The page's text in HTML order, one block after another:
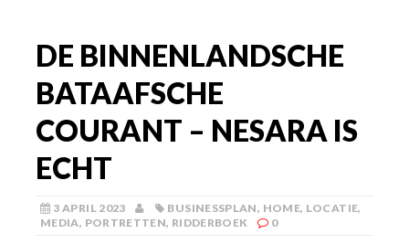
DE BINNENLANDSCHE
BATAAFSCHE
COURANT – NESARA IS
ECHT
3 APRIL 2023 BUSINESSPLAN, HOME, LOCATIE,
MEDIA, PORTRETTEN, RIDDERBOEK 0